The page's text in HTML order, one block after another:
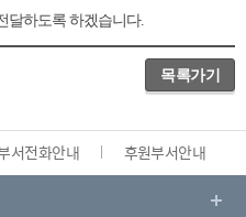
달하도록 하겠습니다.
목록가기
서전화안내 후원부서안내